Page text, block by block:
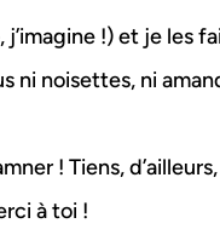
!) et je les
ni noisettes, ni
! Tiens,
à toi !